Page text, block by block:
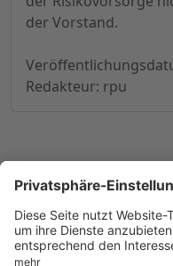
der Vorstand.
Redakteur: rpu
© 1998-2026by GSC
Datenschutz